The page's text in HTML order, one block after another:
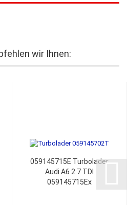
wir Ihnen:
059145715E Turbolader
Audi A6 2.7 TDI
059145715Ex